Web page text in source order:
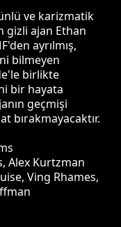
ve karizmatik
gizli ajan Ethan
ayrılmış,
bilmeyen
birlikte
bir hayata
geçmişi
bırakmayacaktır.
Alex Kurtzman
Ving Rhames,